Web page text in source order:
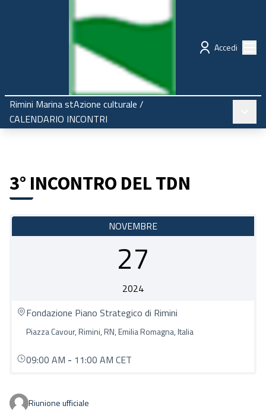
Regione Emilia-Romagna Partecipazione
Accedi
Rimini Marina stAzione culturale /
CALENDARIO INCONTRI
3° INCONTRO DEL TDN
NOVEMBRE
27
2024
Fondazione Piano Strategico di Rimini
Piazza Cavour, Rimini, RN, Emilia Romagna, Italia
09:00 AM - 11:00 AM CET
Riunione ufficiale